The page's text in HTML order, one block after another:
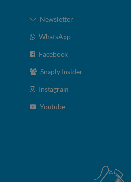
Newsletter
WhatsApp
Facebook
Snaply Insider
Instagram
Youtube